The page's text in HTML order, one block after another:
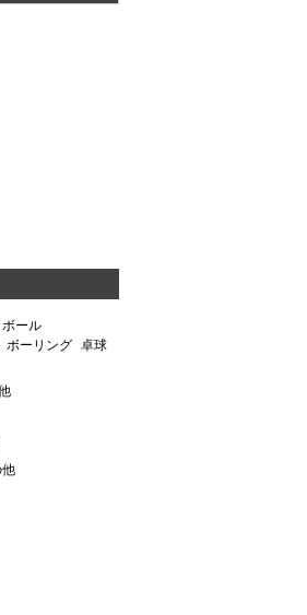
ール
ボーリング 卓球
他